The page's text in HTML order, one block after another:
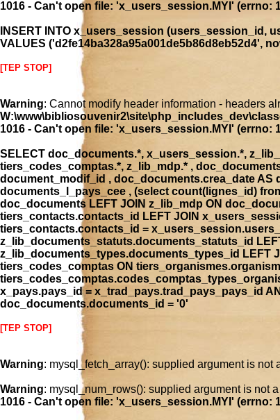
1016 - Can't open file: 'x_users_session.MYI' (errno:
INSERT INTO x_users_session
VALUES ('d2fe14ba328a95a001de5b86d8eb52d4',
[TEP STOP]
Warning: Cannot modify header information - headers
1016 - Can't open file: 'x_users_session.MYI' (errno:
SELECT doc_documents.*, x_users_session.*,
tiers_codes_comptas.*, z_lib_mdp.* ,
document_modif_id , doc_documents.crea_date
documents_l_pays_cee , (select count(lignes_id)
doc_documents LEFT JOIN z_lib_mdp ON
tiers_contacts.contacts_id LEFT JOIN
tiers_contacts.contacts_id =
z_lib_documents_statuts.documents_statuts_id
z_lib_documents_types.documents_types_id LEFT
tiers_codes_comptas ON
x_pays.pays_id = x_trad_pays.trad_pays_pays_id
doc_documents.documents_id = '0'
[TEP STOP]
Warning: mysql_fetch_array(): supplied argument is not
Warning: mysql_num_rows(): supplied argument is not
1016 - Can't open file: 'x_users_session.MYI' (errno: